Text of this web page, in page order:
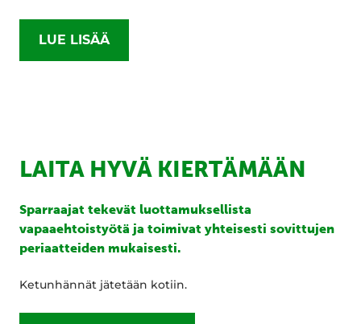
LUE LISÄÄ
LAITA HYVÄ KIERTÄMÄÄN
Sparraajat tekevät luottamuksellista
vapaaehtoistyötä ja toimivat yhteisesti sovittujen
periaatteiden mukaisesti.
Ketunhännät jätetään kotiin.